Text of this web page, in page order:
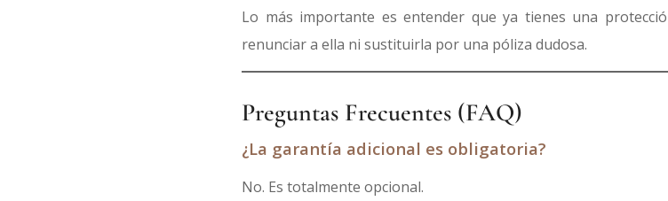
Lo más importante es entender que ya tienes una
renunciar a ella ni sustituirla por una póliza dudosa.
Preguntas Frecuentes (FAQ)
¿La garantía adicional es obligatoria?
No. Es totalmente opcional.